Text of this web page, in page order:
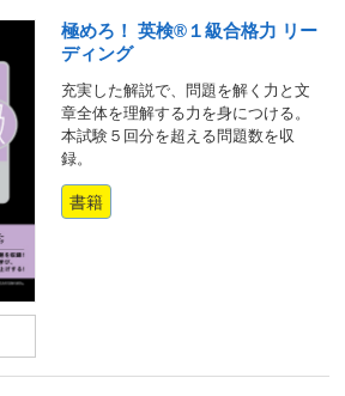
極めろ！ 英検®１級合格力 リー
ディング
充実した解説で、問題を解く力と文
章全体を理解する力を身につける。
本試験５回分を超える問題数を収
録。
書籍